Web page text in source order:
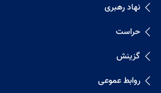
نهاد رهبری
حراست
گزینش
روابط عموعی